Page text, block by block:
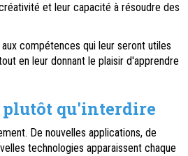
et leur capacité à résoudre des
compétences qui leur seront utiles
en leur donnant le plaisir d'apprendre
plutôt qu'interdire
De nouvelles applications, de
technologies apparaissent chaque